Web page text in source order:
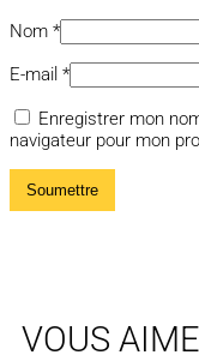
Nom *
E-mail *
Enregistrer mon
navigateur pour mon
VOUS